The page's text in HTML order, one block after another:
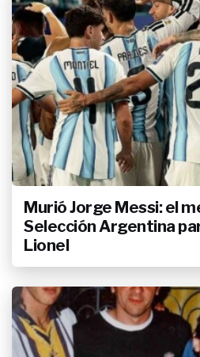
Murió Jorge Messi: el
Selección Argentina
Lionel
tras las
Fernanda
probar